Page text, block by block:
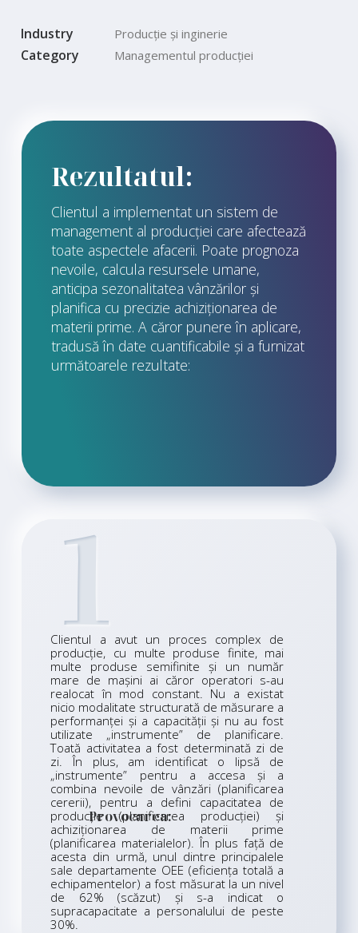
Industry Producție și inginerie
Category Managementul producției
Rezultatul:
Clientul a implementat un sistem de
management al producției care afectează
toate aspectele afacerii. Poate prognoza
nevoile, calcula resursele umane,
anticipa sezonalitatea vânzărilor și
planifica cu precizie achiziționarea de
materii prime. A căror punere în aplicare,
tradusă în date cuantificabile și a furnizat
următoarele rezultate:
Provocarea:
1
Clientul a avut un proces complex de
producție, cu multe produse finite, mai
multe produse semifinite și un număr
mare de mașini ai căror operatori s-au
realocat în mod constant. Nu a existat
nicio modalitate structurată de măsurare a
performanței și a capacității și nu au fost
utilizate „instrumente” de planificare.
Toată activitatea a fost determinată zi de
zi. În plus, am identificat o lipsă de
„instrumente” pentru a accesa și a
combina nevoile de vânzări (planificarea
cererii), pentru a defini capacitatea de
producție (planificarea producției) și
achiziționarea de materii prime
(planificarea materialelor). În plus față de
acesta din urmă, unul dintre principalele
sale departamente OEE (eficiența totală a
echipamentelor) a fost măsurat la un nivel
de 62% (scăzut) și s-a indicat o
supracapacitate a personalului de peste
30%.